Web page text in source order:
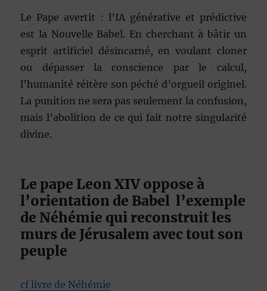
Le Pape avertit : l’IA générative et prédictive
est la Nouvelle Babel. En cherchant à bâtir un
esprit artificiel désincarné, en voulant cloner
ou dépasser la conscience par le calcul,
l’humanité réitère son péché d’orgueil originel.
La punition ne sera pas seulement la confusion,
mais l’abolition de ce qui fait notre singularité
divine.
Le pape Leon XIV oppose à
l’orientation de Babel l’exemple
de Néhémie qui reconstruit les
murs de Jérusalem avec tout son
peuple
cf livre de Néhémie